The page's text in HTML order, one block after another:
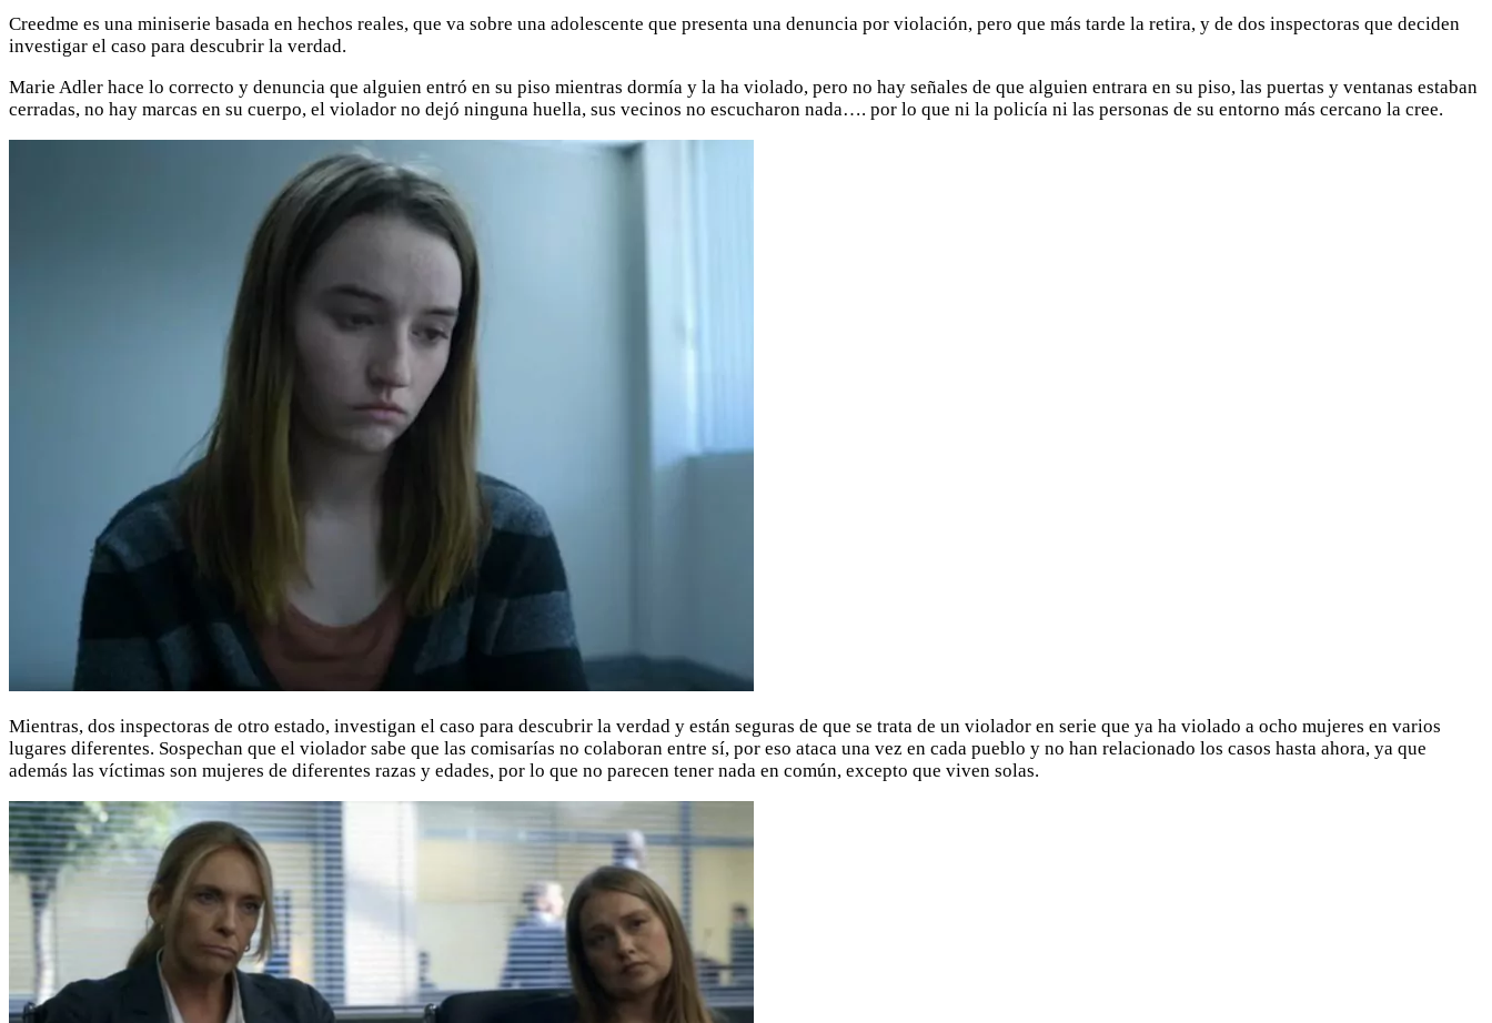
Creedme es una miniserie basada en hechos reales, que va sobre una adolescente que presenta una denuncia por violación, pero que más tarde la retira, y de dos inspectoras que deciden
investigar el caso para descubrir la verdad.
Marie Adler hace lo correcto y denuncia que alguien entró en su piso mientras dormía y la ha violado, pero no hay señales de que alguien entrara en su piso, las puertas y ventanas estaban
cerradas, no hay marcas en su cuerpo, el violador no dejó ninguna huella, sus vecinos no escucharon nada…. por lo que ni la policía ni las personas de su entorno más cercano la cree.
Mientras, dos inspectoras de otro estado, investigan el caso para descubrir la verdad y están seguras de que se trata de un violador en serie que ya ha violado a ocho mujeres en varios
lugares diferentes. Sospechan que el violador sabe que las comisarías no colaboran entre sí, por eso ataca una vez en cada pueblo y no han relacionado los casos hasta ahora, ya que
además las víctimas son mujeres de diferentes razas y edades, por lo que no parecen tener nada en común, excepto que viven solas.